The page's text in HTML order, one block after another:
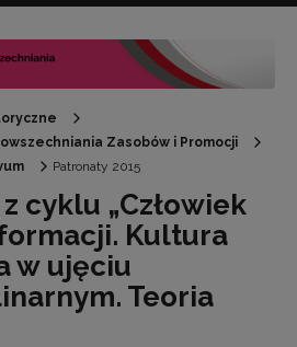
Zasobów i Promocji
Patronaty 2015
cyklu „Człowiek
Kultura
w ujęciu
Teoria